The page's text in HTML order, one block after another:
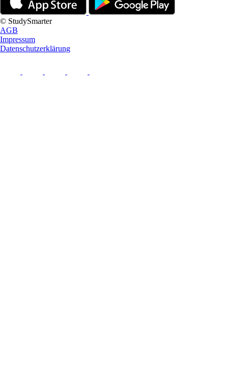
© StudySmarter
AGB
Impressum
Datenschutzerklärung